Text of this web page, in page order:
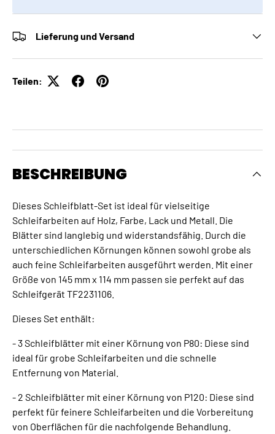
Lieferung und Versand
Teilen:
BESCHREIBUNG
Dieses Schleifblatt-Set ist ideal für vielseitige
Schleifarbeiten auf Holz, Farbe, Lack und Metall. Die
Blätter sind langlebig und widerstandsfähig. Durch die
unterschiedlichen Körnungen können sowohl grobe als
auch feine Schleifarbeiten ausgeführt werden. Mit einer
Größe von 145 mm x 114 mm passen sie perfekt auf das
Schleifgerät TF2231106.
Dieses Set enthält:
- 3 Schleifblätter mit einer Körnung von P80: Diese sind
ideal für grobe Schleifarbeiten und die schnelle
Entfernung von Material.
- 2 Schleifblätter mit einer Körnung von P120: Diese sind
perfekt für feinere Schleifarbeiten und die Vorbereitung
von Oberflächen für die nachfolgende Behandlung.